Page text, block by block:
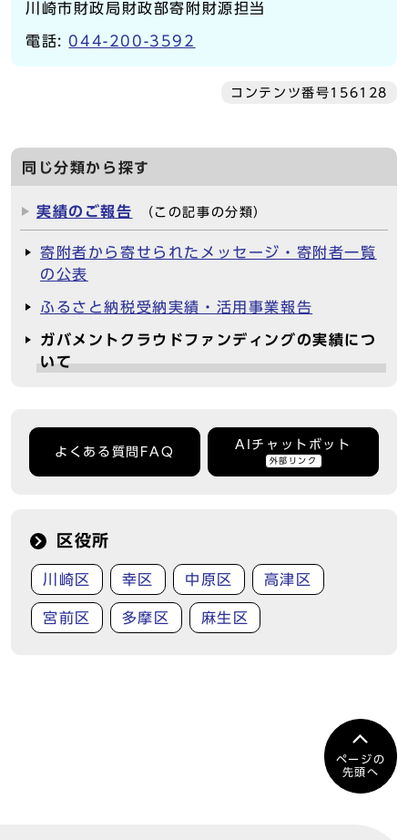
川崎市財政局財政部寄附財源担当
電話: 044-200-3592
コンテンツ番号156128
同じ分類から探す
実績のご報告 （この記事の分類）
寄附者から寄せられたメッセージ・寄附者一覧
の公表
ふるさと納税受納実績・活用事業報告
ガバメントクラウドファンディングの実績につ
いて
よくある質問FAQ
AIチャットボット
外部リンク
区役所
川崎区 幸区 中原区 高津区
宮前区 多摩区 麻生区
ページの
先頭へ